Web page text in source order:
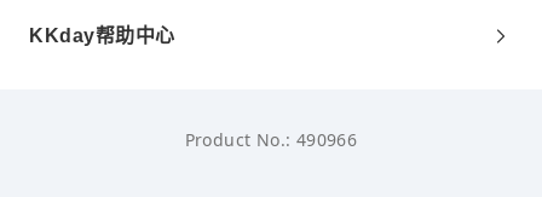
KKday帮助中心
Product No.: 490966